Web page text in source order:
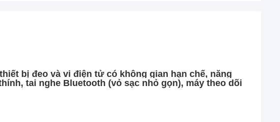
bị đeo và vi điện tử có không gian hạn chế, năng
tai nghe Bluetooth (vỏ sạc nhỏ gọn), máy theo dõi